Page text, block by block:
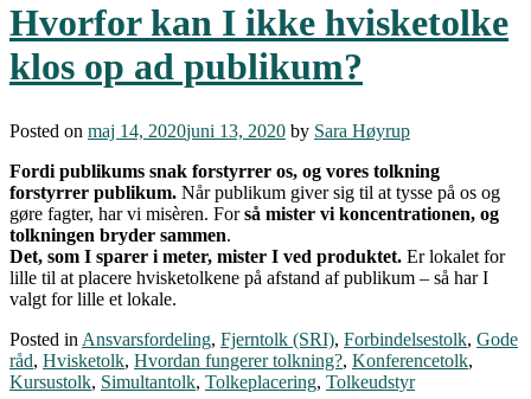
Hvorfor kan I ikke hvisketolke
klos op ad publikum?
Posted on maj 14, 2020juni 13, 2020 by Sara Høyrup
Fordi publikums snak forstyrrer os, og vores tolkning
forstyrrer publikum. Når publikum giver sig til at tysse på os og
gøre fagter, har vi misèren. Forså mister vi koncentrationen, og
tolkningen bryder sammen.
Det, som I sparer i meter, mister I ved produktet. Er lokalet for
lille til at placere hvisketolkene på afstand af publikum – så har I
valgt for lille et lokale.
Posted in Ansvarsfordeling, Fjerntolk (SRI), Forbindelsestolk, Gode
råd, Hvisketolk, Hvordan fungerer tolkning?, Konferencetolk,
Kursustolk, Simultantolk, Tolkeplacering, Tolkeudstyr